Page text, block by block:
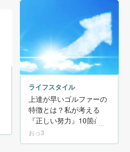
ライフスタイル
上達が早いゴルファーの
特徴とは？私が考える
『正しい努力』10箇条！
おっ3